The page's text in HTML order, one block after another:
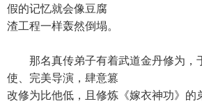
假的记忆就会像豆腐
渣工程一样轰然倒塌。
那名真传弟子有着武道金丹修为，
使、完美导演，肆意篡
改修为比他低，且修炼《嫁衣神功》的